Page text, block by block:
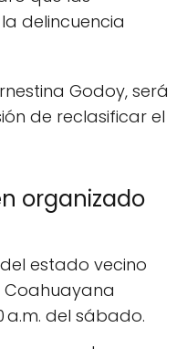
delincuencia
Godoy, será
de reclasificar el
organizado
estado vecino
Coahuayana
a.m. del sábado.